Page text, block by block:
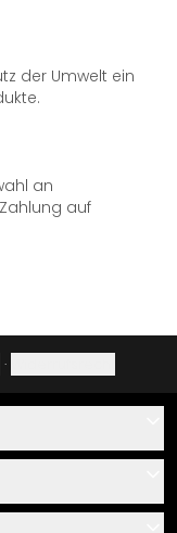
der Umwelt ein
an
auf
·